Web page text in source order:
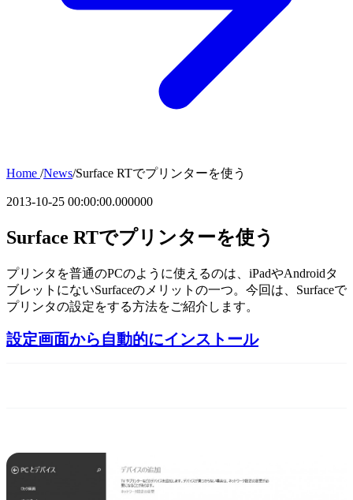
Home /News/Surface RTでプリンターを使う
2013-10-25 00:00:00.000000
Surface RTでプリンターを使う
プリンタを普通のPCのように使えるのは、iPadやAndroidタ
ブレットにないSurfaceのメリットの一つ。今回は、Surfaceで
プリンタの設定をする方法をご紹介します。
設定画面から自動的にインストール